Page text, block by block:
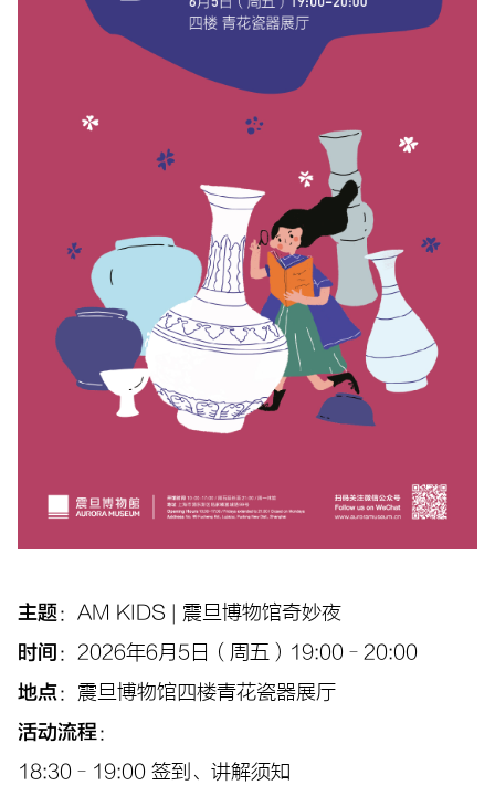
主题：AM KIDS | 震旦博物馆奇妙夜
时间 ：2026年6月5日（周五）19:00–20:00
地点：震旦博物馆四楼青花瓷器展厅
活动流程：
18:30–19:00 签到、讲解须知